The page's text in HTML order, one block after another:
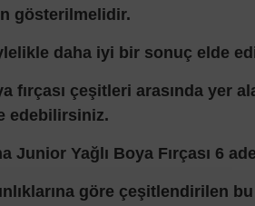
gösterilmelidir.
daha iyi bir sonuç elde
fırçası çeşitleri arasında yer
edebilirsiniz.
Junior Yağlı Boya Fırçası 6
göre çeşitlendirilen